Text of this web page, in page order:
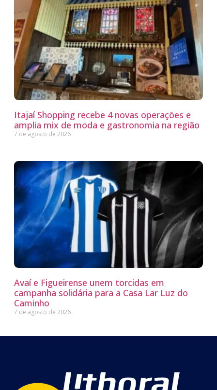
Itajaí Shopping recebe 4 novas operações e
amplia mix de moda e gastronomia na região
7 de agosto de 2026
Avaí e Figueirense unem torcidas em
campanha solidária para a Casa Lar Luz do
Caminho
7 de agosto de 2026